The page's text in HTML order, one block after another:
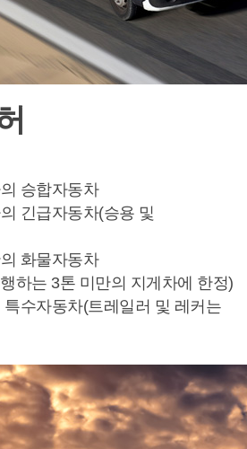
승합자동차
긴급자동차(승용 및
화물자동차
하는 3톤 미만의 지게차에 한정)
수자동차(트레일러 및 레커는